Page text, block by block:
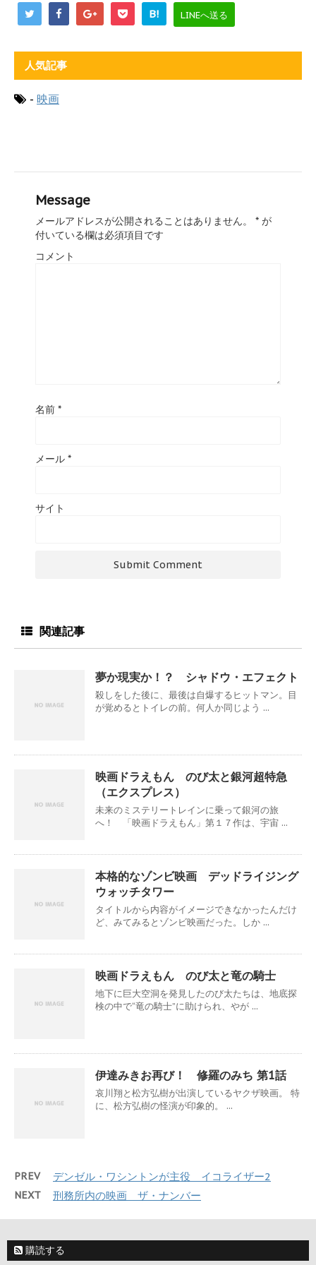
B! LINEへ送る
人気記事
- 映画
Message
メールアドレスが公開されることはありません。 * が
付いている欄は必須項目です
コメント
名前 *
メール *
サイト
関連記事
夢か現実か！？ シャドウ・エフェクト
殺しをした後に、最後は自爆するヒットマン。目
が覚めるとトイレの前。何人か同じよう ...
映画ドラえもん のび太と銀河超特急
（エクスプレス）
未来のミステリートレインに乗って銀河の旅
へ！ 「映画ドラえもん」第１７作は、宇宙 ...
本格的なゾンビ映画 デッドライジング
ウォッチタワー
タイトルから内容がイメージできなかったんだけ
ど、みてみるとゾンビ映画だった。しか ...
映画ドラえもん のび太と竜の騎士
地下に巨大空洞を発見したのび太たちは、地底探
検の中で“竜の騎士”に助けられ、やが ...
伊達みきお再び！ 修羅のみち 第1話
‎哀川翔と松方弘樹が出演しているヤクザ映画。 特
に、‎松方弘樹の怪演が印象的。 ...
PREV デンゼル・ワシントンが主役 イコライザー2
NEXT 刑務所内の映画 ザ・ナンバー
購読する